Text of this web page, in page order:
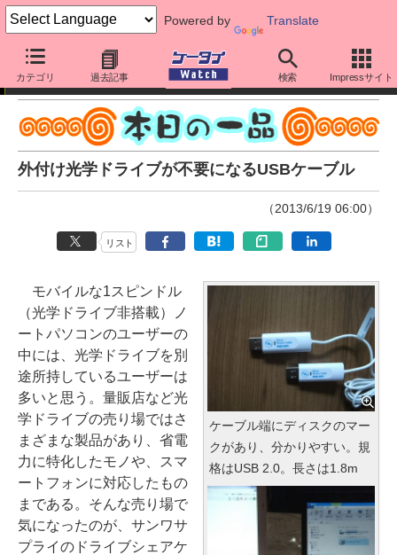
Powered by Translate
カテゴリ 過去記事 検索 Impressサイト
本日の一品
外付け光学ドライブが不要になるUSBケーブル
（2013/6/19 06:00）
リスト
ケーブル端にディスクのマー
クがあり、分かりやすい。規
格はUSB 2.0。長さは1.8m
モバイルな1スピンドル
（光学ドライブ非搭載）ノ
ートパソコンのユーザーの
中には、光学ドライブを別
途所持しているユーザーは
多いと思う。量販店など光
学ドライブの売り場ではさ
まざまな製品があり、省電
力に特化したモノや、スマ
ートフォンに対応したもの
まである。そんな売り場で
気になったのが、サンワサ
プライのドライブシェアケ